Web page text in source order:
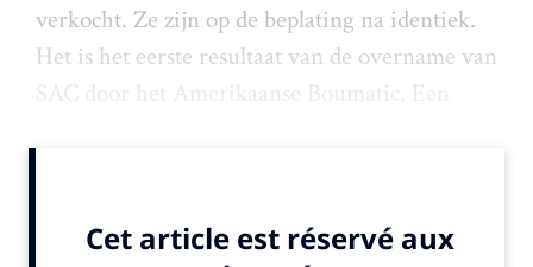
verkocht. Ze zijn op de beplating na identiek.
Het is het eerste resultaat van de overname van
SAC door het Amerikaanse Boumatic. Een